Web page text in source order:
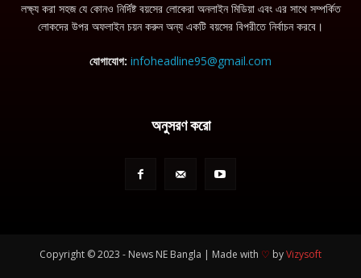
লক্ষ্য করা সহজ যে কোনও নির্দিষ্ট বয়সের লোকেরা অনলাইন মিডিয়া এবং এর সাথে সম্পর্কিত
লোকদের উপর অফলাইন চয়ন করুন অন্য একটি বয়সের বিপরীতে নির্বাচন করবে।
যোগাযোগ: infoheadline95@gmail.com
অনুসরণ করো
Copyright © 2023 - News NE Bangla | Made with ♡ byVizysoft